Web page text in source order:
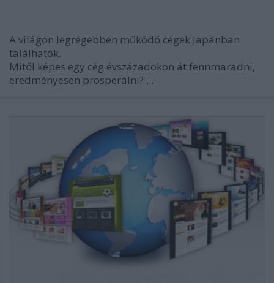
A világon legrégebben működő cégek Japánban
találhatók.
Mitől képes egy cég évszázadokon át fennmaradni,
eredményesen prosperálni? ...